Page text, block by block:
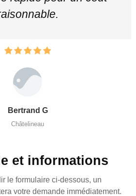
Bertrand G
Châtelineau
et informations
le formulaire ci-dessous, un
votre demande immédiatement.